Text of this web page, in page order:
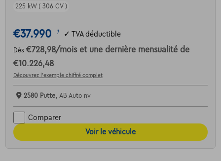
225 kW ( 306 CV )
€37.990 1 ✓ TVA déductible
Dès €728,98/mois et une dernière mensualité de
€10.226,48
Découvrez l’exemple chiffré complet
2580 Putte, AB Auto nv
Comparer
Voir le véhicule